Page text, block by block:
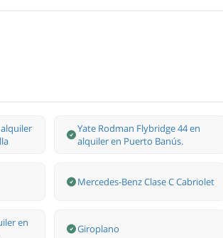
Yate Rodman Flybridge 44 en
alquiler en Puerto Banús.
Mercedes-Benz Clase С Cabriolet
en
Giroplano